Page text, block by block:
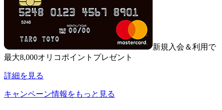
新規入会＆利用で
最大8,000オリコポイントプレゼント
詳細を見る
キャンペーン情報をもっと見る